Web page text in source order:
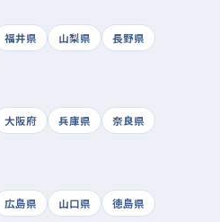
福井県 山梨県
長野県
大阪府 兵庫県
奈良県
広島県 山口県
徳島県